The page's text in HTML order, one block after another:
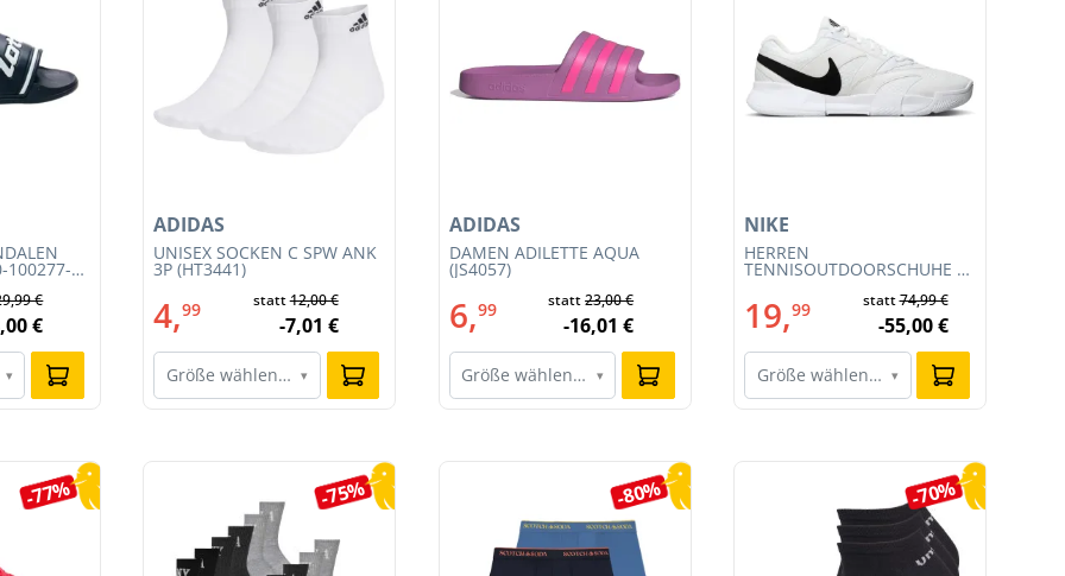
100277-
€
€
▾
UNISEX SOCKEN C SPW ANK
3P (HT3441)
ADIDAS
4,99 statt12,00 €
-7,01 €
Größe wählen… ▾
DAMEN ADILETTE AQUA
(JS4057)
ADIDAS
6,99 statt23,00 €
-16,01 €
Größe wählen… ▾
HERREN
TENNISOUTDOORSCHUHE M
NIKE
19,99 statt74,99 €
-55,00 €
Größe wählen… ▾
-77% -75% -80% -70%